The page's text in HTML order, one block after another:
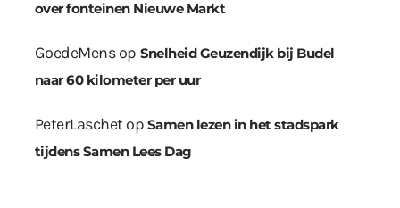
over fonteinen Nieuwe Markt
GoedeMensop Snelheid Geuzendijk bij Budel
naar 60 kilometer per uur
PeterLaschetop Samen lezen in het stadspark
tijdens Samen Lees Dag